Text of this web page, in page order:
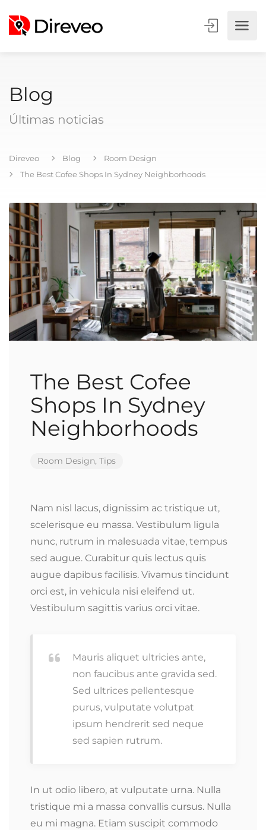
Blog
Últimas noticias
Direveo Blog
Room Design
The Best Cofee Shops In Sydney Neighborhoods
The Best Cofee
Shops In Sydney
Neighborhoods
Room Design, Tips
Nam nisl lacus, dignissim ac tristique ut,
scelerisque eu massa. Vestibulum ligula
nunc, rutrum in malesuada vitae, tempus
sed augue. Curabitur quis lectus quis
augue dapibus facilisis. Vivamus tincidunt
orci est, in vehicula nisi eleifend ut.
Vestibulum sagittis varius orci vitae.
Mauris aliquet ultricies ante,
non faucibus ante gravida sed.
Sed ultrices pellentesque
purus, vulputate volutpat
ipsum hendrerit sed neque
sed sapien rutrum.
In ut odio libero, at vulputate urna. Nulla
tristique mi a massa convallis cursus. Nulla
eu mi magna. Etiam suscipit commodo